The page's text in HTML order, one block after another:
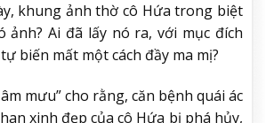
khung ảnh thờ cô Hứa trong biệt
ảnh? Ai đã lấy nó ra, với mục đích
biến mất một cách đầy ma mị?
mưu” cho rằng, căn bệnh quái ác
xinh đẹp của cô Hứa bị phá hủy,